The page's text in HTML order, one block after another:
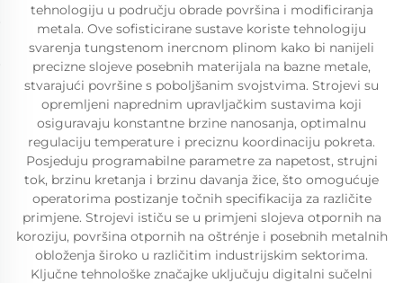
tehnologiju u području obrade površina i modificiranja
metala. Ove sofisticirane sustave koriste tehnologiju
svarenja tungstenom inercnom plinom kako bi nanijeli
precizne slojeve posebnih materijala na bazne metale,
stvarajući površine s poboljšanim svojstvima. Strojevi su
opremljeni naprednim upravljačkim sustavima koji
osiguravaju konstantne brzine nanosanja, optimalnu
regulaciju temperature i preciznu koordinaciju pokreta.
Posjeduju programabilne parametre za napetost, strujni
tok, brzinu kretanja i brzinu davanja žice, što omogućuje
operatorima postizanje točnih specifikacija za različite
primjene. Strojevi ističu se u primjeni slojeva otpornih na
koroziju, površina otpornih na oštrénje i posebnih metalnih
obloženja široko u različitim industrijskim sektorima.
Ključne tehnološke značajke uključuju digitalni sučelni